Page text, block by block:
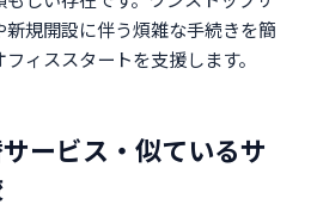
新規開設に伴う煩雑な手続きを簡
ィススタートを支援します。
ービス・似ているサ